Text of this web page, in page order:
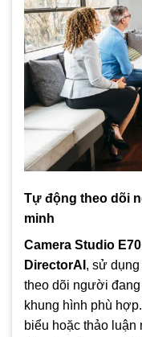
Tự động theo dõi
minh
Camera Studio E70
DirectorAI , sử
theo dõi người
khung hình phù
biểu hoặc thảo luận